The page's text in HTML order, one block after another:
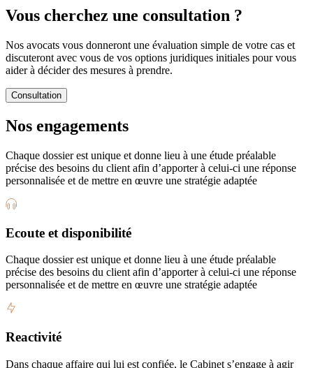
Vous cherchez une consultation ?
Nos avocats vous donneront une évaluation simple de votre cas et
discuteront avec vous de vos options juridiques initiales pour vous
aider à décider des mesures à prendre.
Consultation
Nos engagements
Chaque dossier est unique et donne lieu à une étude préalable
précise des besoins du client afin d’apporter à celui-ci une réponse
personnalisée et de mettre en œuvre une stratégie adaptée
Ecoute et disponibilité
Chaque dossier est unique et donne lieu à une étude préalable
précise des besoins du client afin d’apporter à celui-ci une réponse
personnalisée et de mettre en œuvre une stratégie adaptée
Reactivité
Dans chaque affaire qui lui est confiée, le Cabinet s’engage à agir